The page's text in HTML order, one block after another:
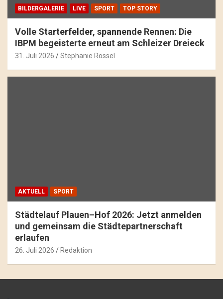
BILDERGALERIE LIVE SPORT TOP STORY
Volle Starterfelder, spannende Rennen: Die
IBPM begeisterte erneut am Schleizer Dreieck
31. Juli 2026 Stephanie Rössel
AKTUELL SPORT
Städtelauf Plauen–Hof 2026: Jetzt anmelden
und gemeinsam die Städtepartnerschaft
erlaufen
26. Juli 2026 Redaktion